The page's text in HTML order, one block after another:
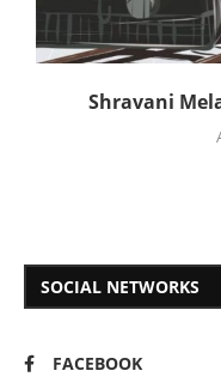
Shravani Mela
SOCIAL NETWORKS
FACEBOOK